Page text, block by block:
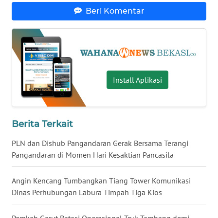
Beri Komentar
Install Aplikasi
Berita Terkait
PLN dan Dishub Pangandaran Gerak Bersama Terangi
Pangandaran di Momen Hari Kesaktian Pancasila
Angin Kencang Tumbangkan Tiang Tower Komunikasi
Dinas Perhubungan Labura Timpah Tiga Kios
WN
KALTARA
WN
KALSEL
WN
KALTIM
SULSEL
WN
GORONTALO
WN